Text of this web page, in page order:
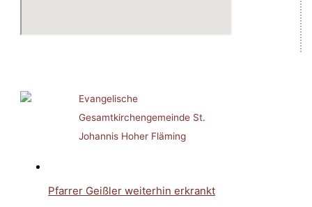
Evangelische
Gesamtkirchengemeinde St.
Johannis Hoher Fläming
Pfarrer Geißler weiterhin erkrankt